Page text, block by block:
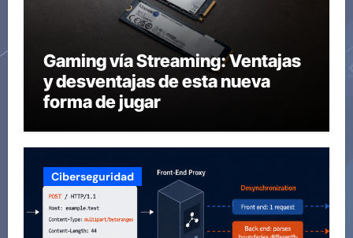
Gaming vía Streaming: Ventajas
y desventajas de esta nueva
forma de jugar
Ciberseguridad